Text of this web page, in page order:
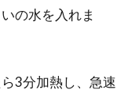
の水を入れま
3分加熱し、急速